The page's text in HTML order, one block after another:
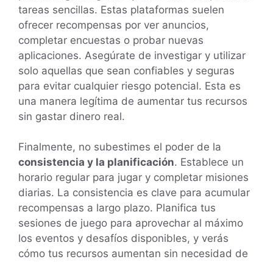
tareas sencillas. Estas plataformas suelen
ofrecer recompensas por ver anuncios,
completar encuestas o probar nuevas
aplicaciones. Asegúrate de investigar y utilizar
solo aquellas que sean confiables y seguras
para evitar cualquier riesgo potencial. Esta es
una manera legítima de aumentar tus recursos
sin gastar dinero real.
Finalmente, no subestimes el poder de la
consistencia y la planificación. Establece un
horario regular para jugar y completar misiones
diarias. La consistencia es clave para acumular
recompensas a largo plazo. Planifica tus
sesiones de juego para aprovechar al máximo
los eventos y desafíos disponibles, y verás
cómo tus recursos aumentan sin necesidad de